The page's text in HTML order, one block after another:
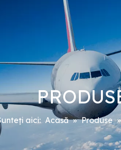
aici: Acasă » Produse